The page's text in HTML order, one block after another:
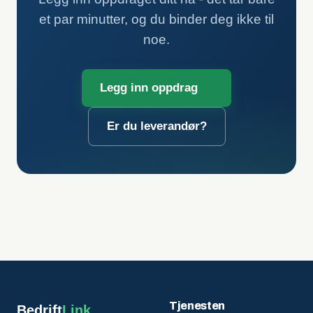
et par minutter, og du binder deg ikke til
noe.
Legg inn oppdrag
Er du leverandør?
Tjenesten